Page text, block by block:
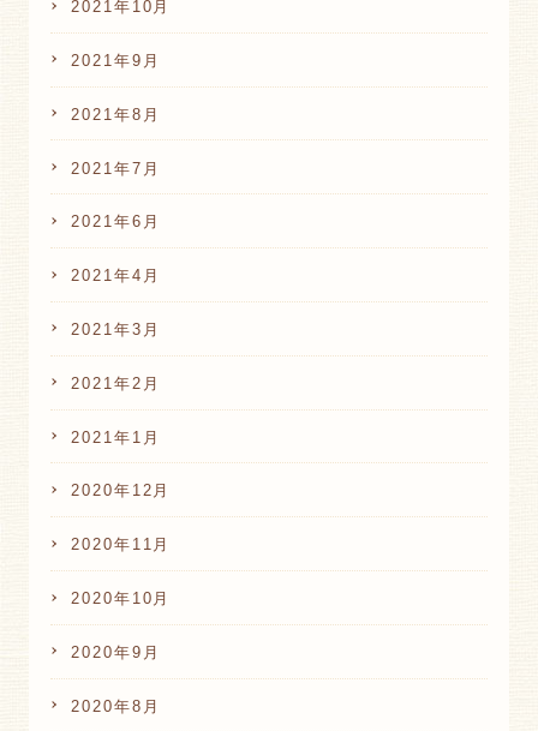
2021年10月
2021年9月
2021年8月
2021年7月
2021年6月
2021年4月
2021年3月
2021年2月
2021年1月
2020年12月
2020年11月
2020年10月
2020年9月
2020年8月